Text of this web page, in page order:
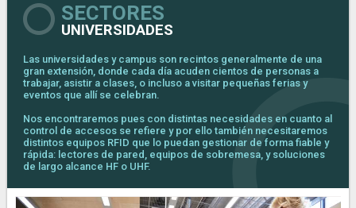
SECTORES
UNIVERSIDADES
Las universidades y campus son recintos generalmente de una
gran extensión, donde cada día acuden cientos de personas a
trabajar, asistir a clases, o incluso a visitar pequeñas ferias y
eventos que allí se celebran.
Nos encontraremos pues con distintas necesidades en cuanto al
control de accesos se refiere y por ello también necesitaremos
distintos equipos RFID que lo puedan gestionar de forma fiable y
rápida: lectores de pared, equipos de sobremesa, y soluciones
de largo alcance HF o UHF.